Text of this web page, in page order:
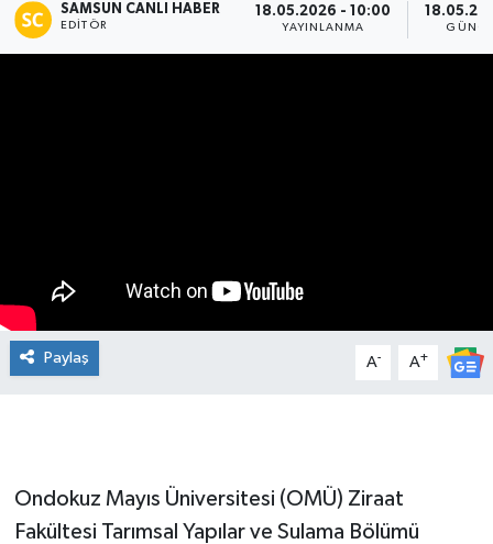
SAMSUN CANLI HABER
EDITÖR
18.05.2026 - 10:00
YAYINLANMA
Paylaş A- A+
Ondokuz Mayıs Üniversitesi (OMÜ) Ziraat
Fakültesi Tarımsal Yapılar ve Sulama Bölümü
Manşet Haberi